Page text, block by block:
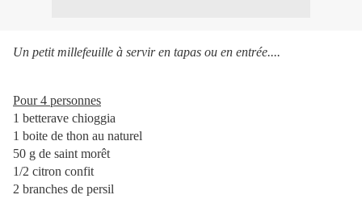
Un petit millefeuille à servir en tapas ou en entrée....
Pour 4 personnes
1 betterave chioggia
1 boite de thon au naturel
50 g de saint morêt
1/2 citron confit
2 branches de persil